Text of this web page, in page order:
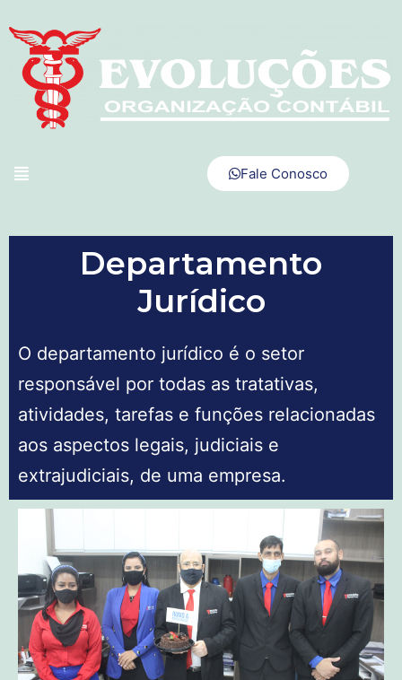
Fale Conosco
Departamento
Jurídico
O departamento jurídico é o setor
responsável por todas as tratativas,
atividades, tarefas e funções relacionadas
aos aspectos legais, judiciais e
extrajudiciais, de uma empresa.